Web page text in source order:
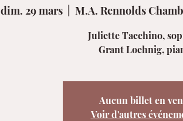
dim. 29 mars M.A. Rennolds
Juliette Tacchino,
Grant Loehnig,
Aucun billet en
Voir d'autres